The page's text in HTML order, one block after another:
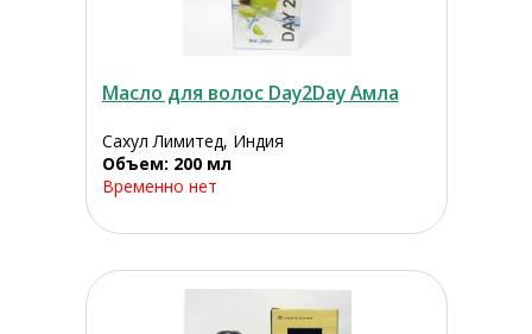
Масло для волос Day2Day Амла
Сахул Лимитед, Индия
Объем: 200 мл
Временно нет